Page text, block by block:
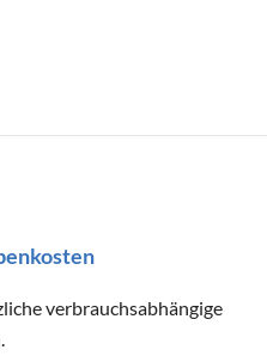
verbrauchsabhängige